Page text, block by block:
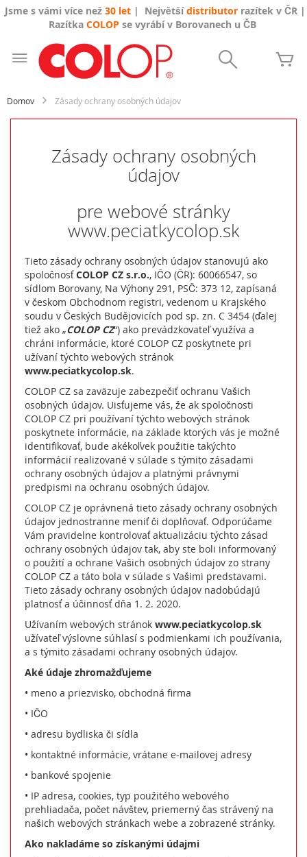
Jsme s vámi více než 30 let| Největšídistributorrazítek v ČR |
Razítka COLOP se vyrábí v Borovanech u ČB
Skip
Content
Domov Zásady ochrany osobných údajov
Zásady ochrany osobných
údajov
pre webové stránky
www.peciatkycolop.sk
Tieto zásady ochrany osobných údajov stanovujú ako
spoločnosťCOLOP CZ s.r.o., IČO (ČR): 60066547, so
sídlom Borovany, Na Výhony 291, PSČ: 373 12, zapísaná
v českom Obchodnom registri, vedenom u Krajského
soudu v Českých Budějovicích pod sp. zn. C 3454 (ďalej
tiež ako „COLOP CZ“) ako prevádzkovateľ využíva a
chráni informácie, ktoré COLOP CZ poskytnete pri
užívaní týchto webových stránok
www.peciatkycolop.sk.
COLOP CZ sa zaväzuje zabezpečiť ochranu Vašich
osobných údajov. Uisťujeme vás, že ak spoločnosti
COLOP CZ pri používaní týchto webových stránok
poskytnete informácie, na základe ktorých vás je možné
identifikovať, bude akékoľvek použitie takýchto
informácií realizované v súlade s týmito zásadami
ochrany osobných údajov a platnými právnymi
predpismi na ochranu osobných údajov.
COLOP CZ je oprávnená tieto zásady ochrany osobných
údajov jednostranne meniť či doplňovať. Odporúčame
Vám pravidelne kontrolovať aktualizáciu týchto zásad
ochrany osobných údajov tak, aby ste boli informovaný
o použití a ochrane Vašich osobných údajov zo strany
COLOP CZ a táto bola v súlade s Vašimi predstavami.
Tieto zásady ochrany osobných údajov nadobúdajú
platnosť a účinnosť dňa 1. 2. 2020.
Užívaním webových stránok www.peciatkycolop.sk
užívateľ výslovne súhlasí s podmienkami ich používania,
a s týmito zásadami ochrany osobných údajov.
Aké údaje zhromažďujeme
• meno a priezvisko, obchodná firma
• IČO
• adresu bydliska či sídla
• kontaktné informácie, vrátane e-mailovej adresy
• bankové spojenie
• IP adresa, cookies, typ použitého webového
prehliadača, počet návštev, priemerný čas strávený na
našich webových stránkach webe a zobrazené stránky.
Ako nakladáme so získanými údajmi